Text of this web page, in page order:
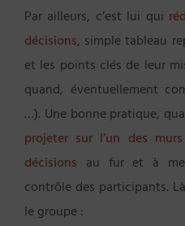
Par ailleurs, c’est lui qui
décisions, simple tableau
et les points clés de leur
quand, éventuellement
…). Une bonne pratique,
projeter sur l’un des
décisions au fur et à
contrôle des participants.
le groupe :